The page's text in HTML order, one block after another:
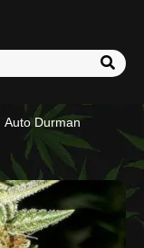
Auto Durman